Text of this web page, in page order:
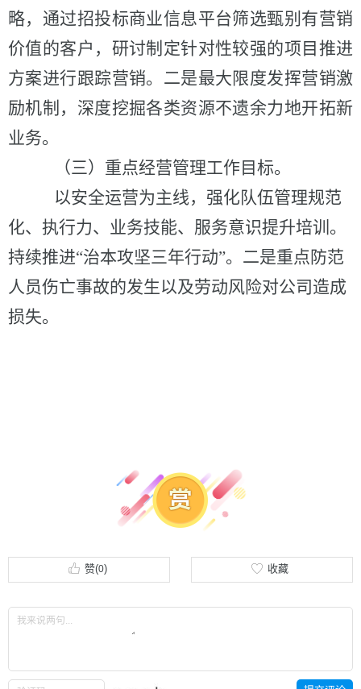
略，通过招投标商业信息平台筛选甄别有营销
价值的客户，研讨制定针对性较强的项目推进
方案进行跟踪营销。二是最大限度发挥营销激
励机制，深度挖掘各类资源不遗余力地开拓新
业务。
（三）重点经营管理工作目标。
以安全运营为主线， 强化队伍管理规范
化、执行力、 业务技能、 服务意识提升培训。
持续推进“治本攻坚三年行动”。 二是重点防范
人员伤亡事故的发生以及劳动风险对公司造成
损失。
赞(0) 收藏